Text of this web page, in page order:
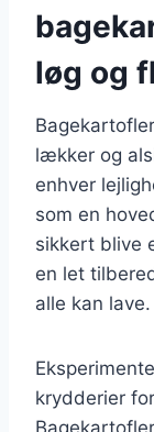
løg og
lækker og
enhver
som en
sikkert blive
en let
alle kan lave.
krydderier